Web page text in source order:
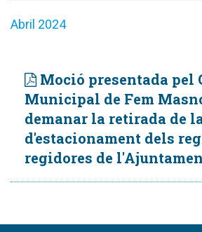
Abril 2024
Moció presentada pel
Municipal de Fem
demanar la retirada de
d'estacionament dels
regidores de